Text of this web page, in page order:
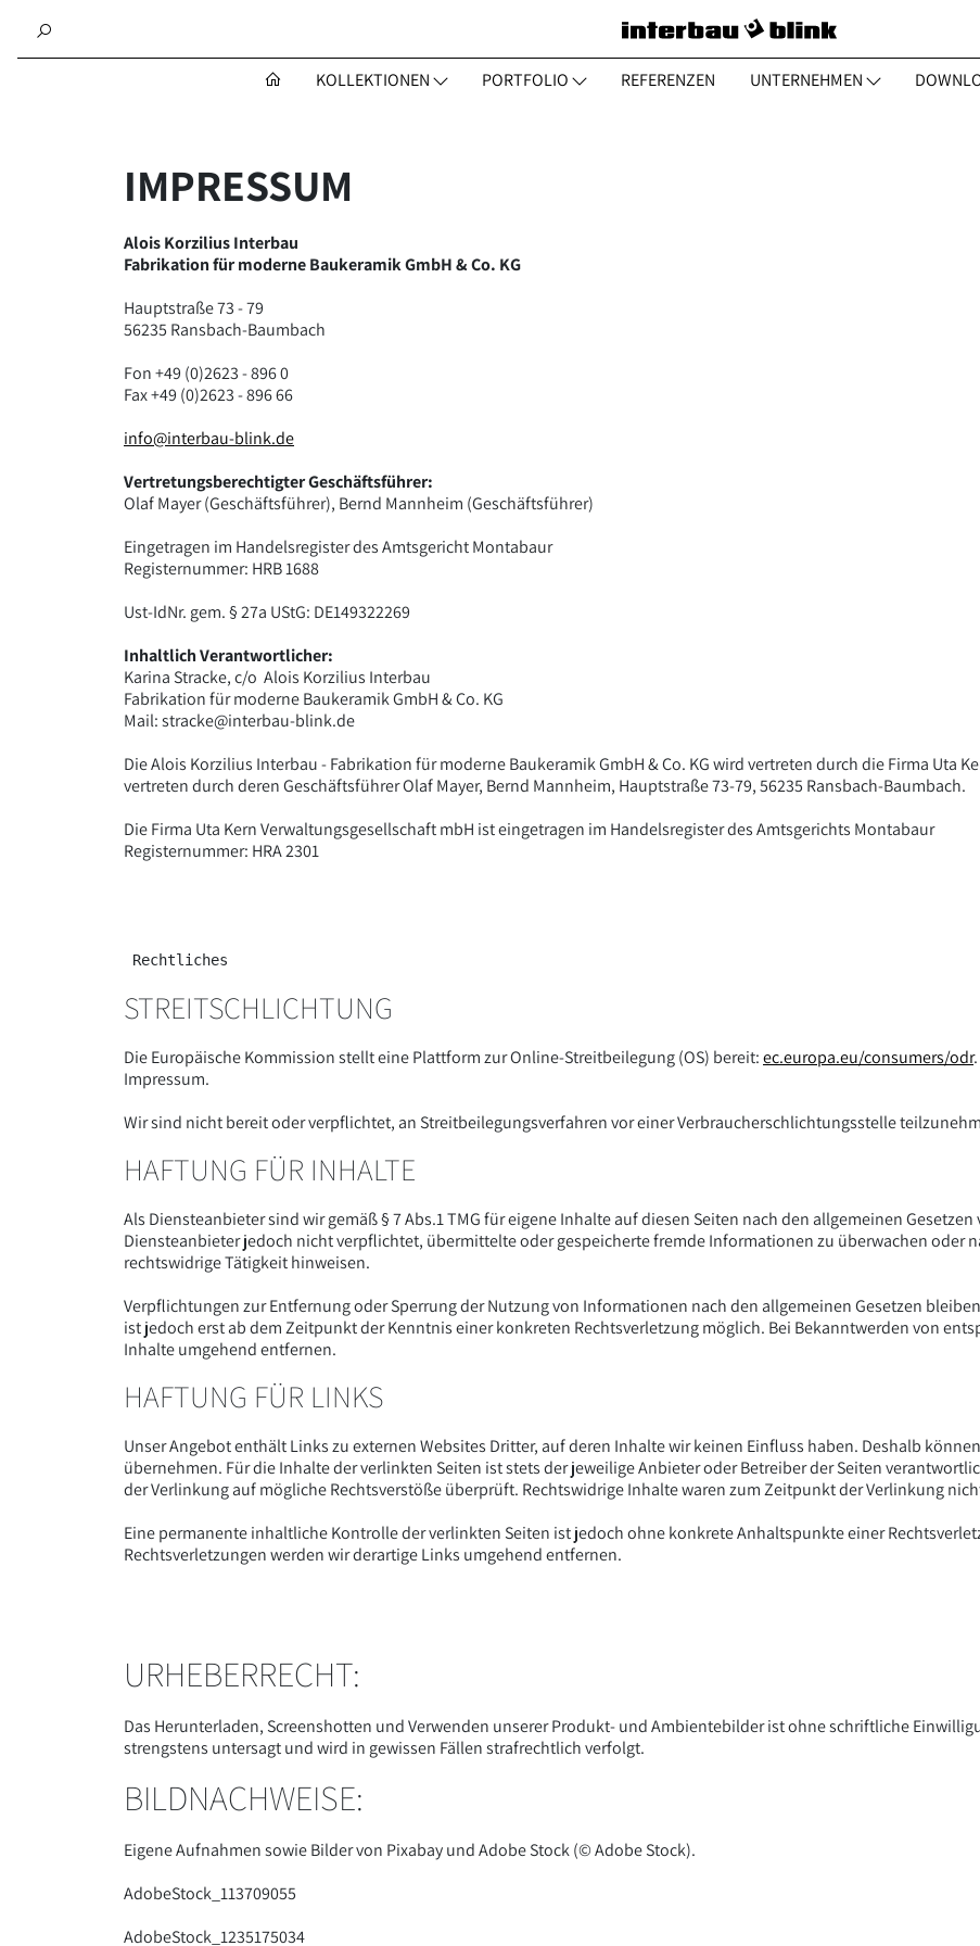
KOLLEKTIONEN
PORTFOLIO REFERENZEN UNTERNEHMEN
IMPRESSUM
Alois Korzilius Interbau
Fabrikation für moderne Baukeramik GmbH & Co. KG
Hauptstraße 73 - 79
56235 Ransbach-Baumbach
Fon +49 (0)2623 - 896 0
Fax +49 (0)2623 - 896 66
info@interbau-blink.de
Vertretungsberechtigter Geschäftsführer:
Olaf Mayer (Geschäftsführer), Bernd Mannheim (Geschäftsführer)
Eingetragen im Handelsregister des Amtsgericht Montabaur
Registernummer: HRB 1688
Ust-IdNr. gem. § 27a UStG: DE149322269
Inhaltlich Verantwortlicher:
Karina Stracke, c/o Alois Korzilius Interbau
Fabrikation für moderne Baukeramik GmbH & Co. KG
Mail: stracke@interbau-blink.de
Die Alois Korzilius Interbau - Fabrikation für moderne Baukeramik GmbH & Co. KG wird vertreten durch die Firma Uta
vertreten durch deren Geschäftsführer Olaf Mayer, Bernd Mannheim, Hauptstraße 73-79, 56235 Ransbach-Baumbach.
Die Firma Uta Kern Verwaltungsgesellschaft mbH ist eingetragen im Handelsregister des Amtsgerichts Montabaur
Registernummer: HRA 2301
Rechtliches
STREITSCHLICHTUNG
Die Europäische Kommission stellt eine Plattform zur Online-Streitbeilegung (OS) bereit:ec.europa.eu/consumers/odr
Impressum.
Wir sind nicht bereit oder verpflichtet, an Streitbeilegungsverfahren vor einer Verbraucherschlichtungsstelle
HAFTUNG FÜR INHALTE
Als Diensteanbieter sind wir gemäß § 7 Abs.1 TMG für eigene Inhalte auf diesen Seiten nach den allgemeinen
Diensteanbieter jedoch nicht verpflichtet, übermittelte oder gespeicherte fremde Informationen zu überwachen oder
rechtswidrige Tätigkeit hinweisen.
Verpflichtungen zur Entfernung oder Sperrung der Nutzung von Informationen nach den allgemeinen Gesetzen
ist jedoch erst ab dem Zeitpunkt der Kenntnis einer konkreten Rechtsverletzung möglich. Bei Bekanntwerden von
Inhalte umgehend entfernen.
HAFTUNG FÜR LINKS
Unser Angebot enthält Links zu externen Websites Dritter, auf deren Inhalte wir keinen Einfluss haben. Deshalb
übernehmen. Für die Inhalte der verlinkten Seiten ist stets der jeweilige Anbieter oder Betreiber der Seiten
der Verlinkung auf mögliche Rechtsverstöße überprüft. Rechtswidrige Inhalte waren zum Zeitpunkt der Verlinkung
Eine permanente inhaltliche Kontrolle der verlinkten Seiten ist jedoch ohne konkrete Anhaltspunkte einer
Rechtsverletzungen werden wir derartige Links umgehend entfernen.
URHEBERRECHT:
Das Herunterladen, Screenshotten und Verwenden unserer Produkt- und Ambientebilder ist ohne schriftliche
strengstens untersagt und wird in gewissen Fällen strafrechtlich verfolgt.
BILDNACHWEISE:
Eigene Aufnahmen sowie Bilder von Pixabay und Adobe Stock (© Adobe Stock).
AdobeStock_113709055
AdobeStock_1235175034